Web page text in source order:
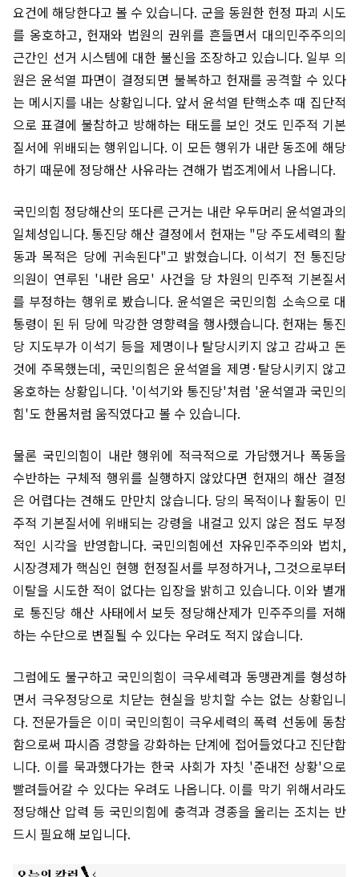
요건에 해당한다고 볼 수 있습니다. 군을 동원한 헌정 파괴 시도
를 옹호하고, 헌재와 법원의 권위를 흔들면서 대의민주주의의
근간인 선거 시스템에 대한 불신을 조장하고 있습니다. 일부 의
원은 윤석열 파면이 결정되면 불복하고 헌재를 공격할 수 있다
는 메시지를 내는 상황입니다. 앞서 윤석열 탄핵소추 때 집단적
으로 표결에 불참하고 방해하는 태도를 보인 것도 민주적 기본
질서에 위배되는 행위입니다. 이 모든 행위가 내란 동조에 해당
하기 때문에 정당해산 사유라는 견해가 법조계에서 나옵니다.
국민의힘 정당해산의 또다른 근거는 내란 우두머리 윤석열과의
일체성입니다. 통진당 해산 결정에서 헌재는 "당 주도세력의 활
동과 목적은 당에 귀속된다"고 밝혔습니다. 이석기 전 통진당
의원이 연루된 '내란 음모' 사건을 당 차원의 민주적 기본질서
를 부정하는 행위로 봤습니다. 윤석열은 국민의힘 소속으로 대
통령이 된 뒤 당에 막강한 영향력을 행사했습니다. 헌재는 통진
당 지도부가 이석기 등을 제명이나 탈당시키지 않고 감싸고 돈
것에 주목했는데, 국민의힘은 윤석열을 제명·탈당시키지 않고
옹호하는 상황입니다. '이석기와 통진당'처럼 '윤석열과 국민의
힘'도 한몸처럼 움직였다고 볼 수 있습니다.
물론 국민의힘이 내란 행위에 적극적으로 가담했거나 폭동을
수반하는 구체적 행위를 실행하지 않았다면 헌재의 해산 결정
은 어렵다는 견해도 만만치 않습니다. 당의 목적이나 활동이 민
주적 기본질서에 위배되는 강령을 내걸고 있지 않은 점도 부정
적인 시각을 반영합니다. 국민의힘에선 자유민주주의와 법치,
시장경제가 핵심인 현행 헌정질서를 부정하거나, 그것으로부터
이탈을 시도한 적이 없다는 입장을 밝히고 있습니다. 이와 별개
로 통진당 해산 사태에서 보듯 정당해산제가 민주주의를 저해
하는 수단으로 변질될 수 있다는 우려도 적지 않습니다.
그럼에도 불구하고 국민의힘이 극우세력과 동맹관계를 형성하
면서 극우정당으로 치닫는 현실을 방치할 수는 없는 상황입니
다. 전문가들은 이미 국민의힘이 극우세력의 폭력 선동에 동참
함으로써 파시즘 경향을 강화하는 단계에 접어들었다고 진단합
니다. 이를 묵과했다가는 한국 사회가 자칫 '준내전 상황'으로
빨려들어갈 수 있다는 우려도 나옵니다. 이를 막기 위해서라도
정당해산 압력 등 국민의힘에 충격과 경종을 울리는 조치는 반
드시 필요해 보입니다.